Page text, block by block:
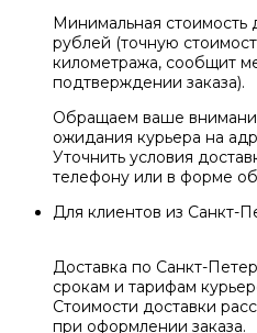
Минимальная
рублей (точную
километража, сообщит
подтверждении заказа).
Обращаем ваше
ожидания курьера на
Уточнить условия
телефону или в форме
Для клиентов из Санкт-
Доставка по Санкт-
срокам и тарифам
Стоимости доставки
при оформлении заказа.